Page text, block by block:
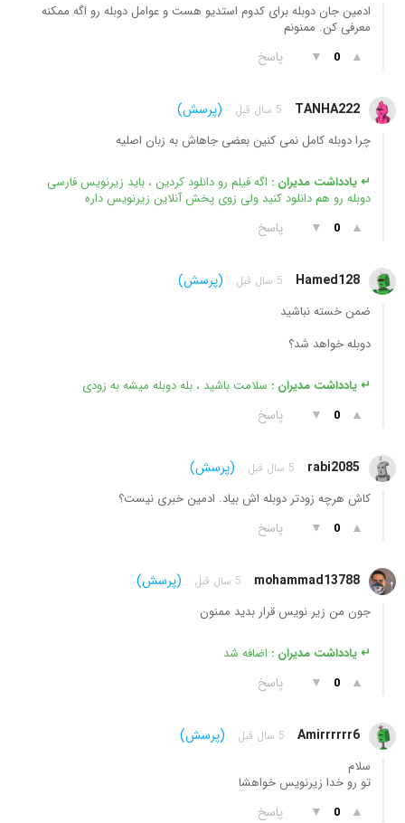
ادمین جان دوبله برای کدوم استدیو هست و عوامل دوبله رو اگه ممکنه
معرفی کن. ممنونم
▲
0
▼ پاسخ
TANHA222 5 سال قبل (پرسش)
چرا دوبله کامل نمی کنین بعضی جاهاش به زبان اصلیه
↵ یادداشت مدیران : اگه فیلم رو دانلود کردین ، باید زیرنویس فارسی
دوبله رو هم دانلود کنید ولی زوی پخش آنلاین زیرنویس داره
▲
0
▼ پاسخ
Hamed128 5 سال قبل (پرسش)
ضمن خسته نباشید
دوبله خواهد شد؟
↵ یادداشت مدیران : سلامت باشید ، بله دوبله میشه به زودی
▲
0
▼ پاسخ
rabi2085 5 سال قبل (پرسش)
کاش هرچه زودتر دوبله اش بیاد. ادمین خبری نیست؟
▲
0
▼ پاسخ
mohammad13788 5 سال قبل (پرسش)
جون من زیر نویس قرار بدید ممنون
↵ یادداشت مدیران : اضافه شد
▲
0
▼ پاسخ
Amirrrrrr6 5 سال قبل (پرسش)
سلام
تو رو خدا زیرنویس خواهشا
▲
0
▼ پاسخ